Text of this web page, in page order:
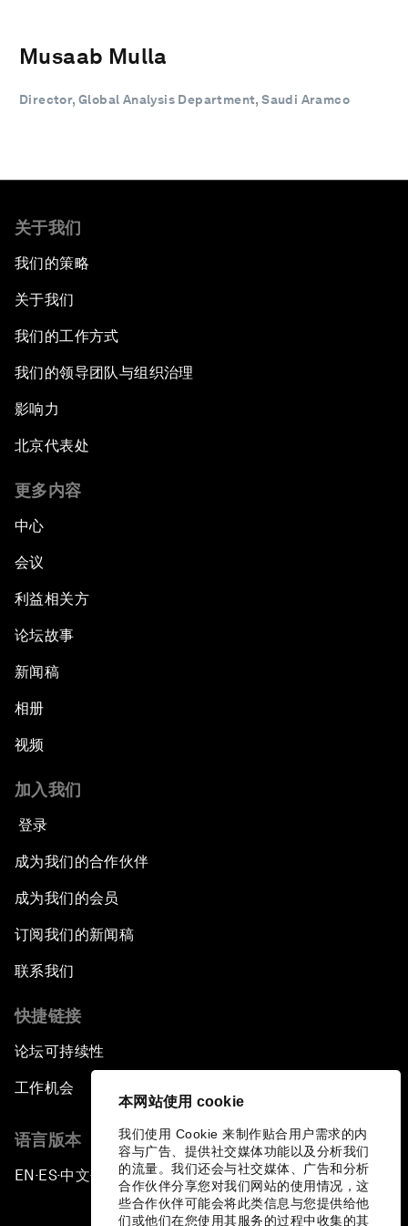
本网站使用 cookie
我们使用 Cookie 来制作贴合用户需求的内
容与广告、提供社交媒体功能以及分析我们
的流量。我们还会与社交媒体、广告和分析
合作伙伴分享您对我们网站的使用情况，这
些合作伙伴可能会将此类信息与您提供给他
们或他们在您使用其服务的过程中收集的其
Musaab Mulla
Director, Global Analysis Department, Saudi Aramco
关于我们
我们的策略
关于我们
我们的工作方式
我们的领导团队与组织治理
影响力
北京代表处
更多内容
中心
会议
利益相关方
论坛故事
新闻稿
相册
视频
加入我们
登录
成为我们的合作伙伴
成为我们的会员
订阅我们的新闻稿
联系我们
快捷链接
论坛可持续性
工作机会
语言版本
EN ▪ES▪中文▪ 日本語